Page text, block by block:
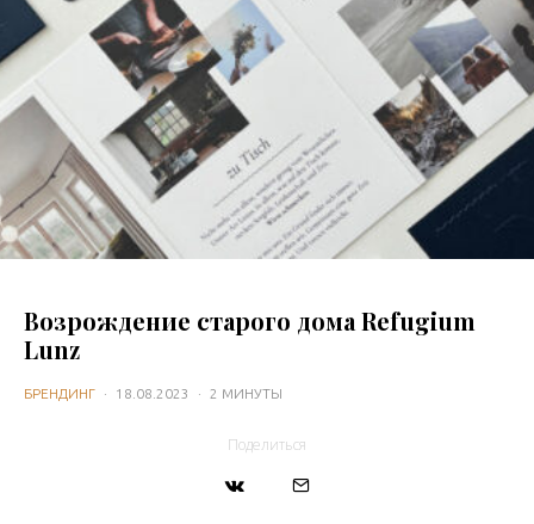
Возрождение старого дома Refugium
Lunz
БРЕНДИНГ · 18.08.2023 · 2 МИНУТЫ
Поделиться